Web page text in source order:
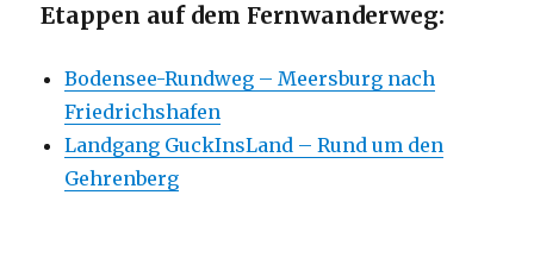
Etappen auf dem Fernwanderweg:
Bodensee-Rundweg – Meersburg nach
Friedrichshafen
Landgang GuckInsLand – Rund um den
Gehrenberg